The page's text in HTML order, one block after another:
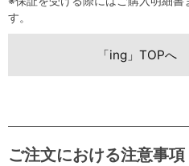
す。
「ing」TOPへ
ご注文における注意事